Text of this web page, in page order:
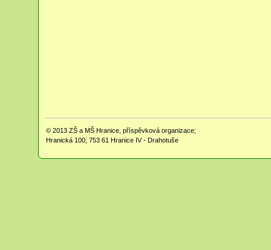
© 2013 ZŠ a MŠ Hranice, příspěvková organizace;
Hranická 100; 753 61 Hranice IV - Drahotuše